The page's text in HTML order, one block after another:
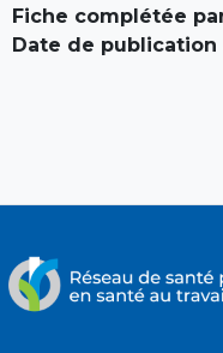
Fiche complétée
Date de publication